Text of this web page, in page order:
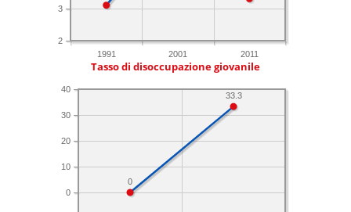
1991 2001 2011
2
3
Tasso di disoccupazione giovanile
0
10
20
30
40
33.3
0